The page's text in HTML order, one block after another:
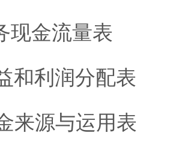
现金流量表
和利润分配表
来源与运用表